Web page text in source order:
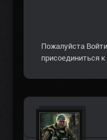
Пожалуйста Войти
присоединиться к